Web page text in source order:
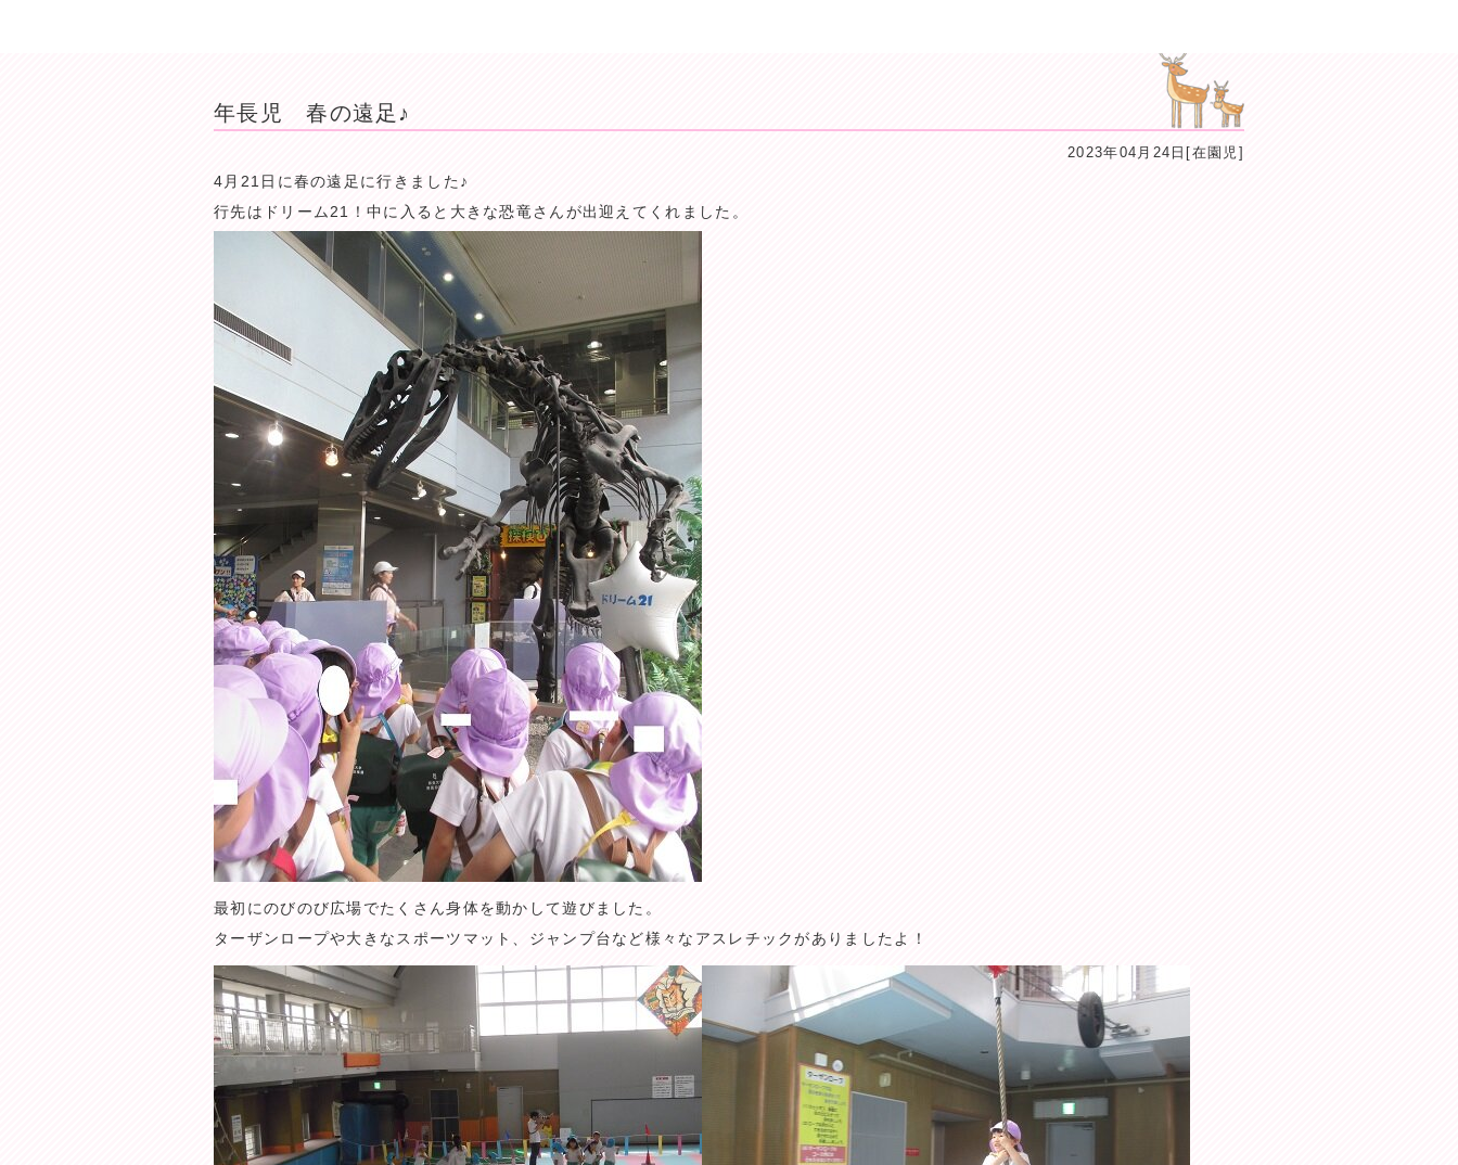
年長児 春の遠足♪
2023年04月24日[在園児]
4月21日に春の遠足に行きました♪
行先はドリーム21！中に入ると大きな恐竜さんが出迎えてくれました。
最初にのびのび広場でたくさん身体を動かして遊びました。
ターザンロープや大きなスポーツマット、ジャンプ台など様々なアスレチックがありましたよ！